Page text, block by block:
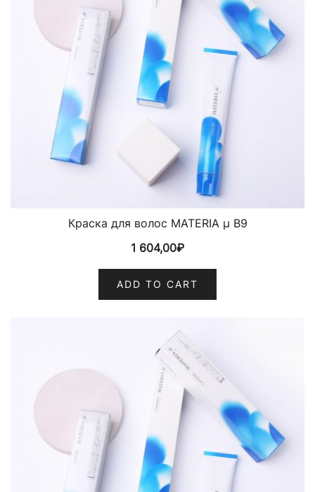
Краска для волос MATERIA µ B9
1 604,00₽
ADD TO CART